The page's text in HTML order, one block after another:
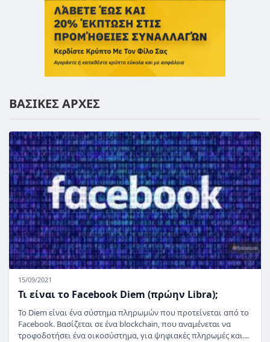
ΒΑΣΙΚΕΣ ΑΡΧΕΣ
15/09/2021
Τι είναι το Facebook Diem (πρώην Libra);
Το Diem είναι ένα σύστημα πληρωμών που προτείνεται από το
Facebook. Βασίζεται σε ένα blockchain, που αναμένεται να
τροφοδοτήσει ένα οικοσύστημα, για ψηφιακές πληρωμές και…